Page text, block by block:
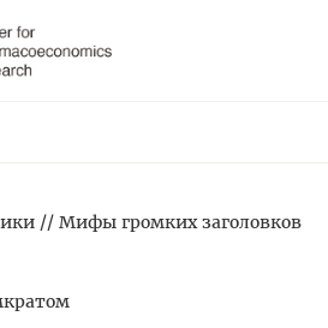
// Мифы громких заголовков